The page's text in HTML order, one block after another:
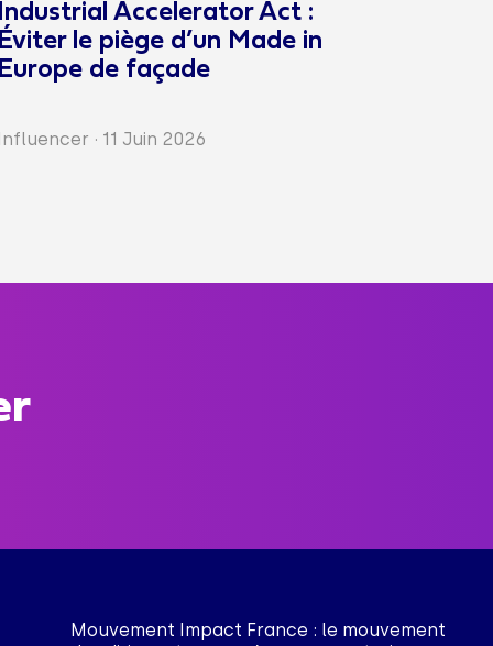
Industrial Accelerator Act :
Éviter le piège d’un Made in
Europe de façade
Influencer · 11 Juin 2026
Mouvement Impact France : le mouvement